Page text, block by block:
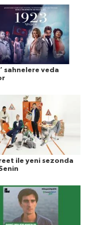
sahnelere veda
ile yeni sezonda